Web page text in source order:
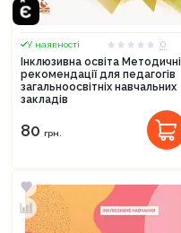
У наявності
0
Інклюзивна освіта Методичні
рекомендації для педагогів
загальноосвітніх навчальних
закладів
80 грн.